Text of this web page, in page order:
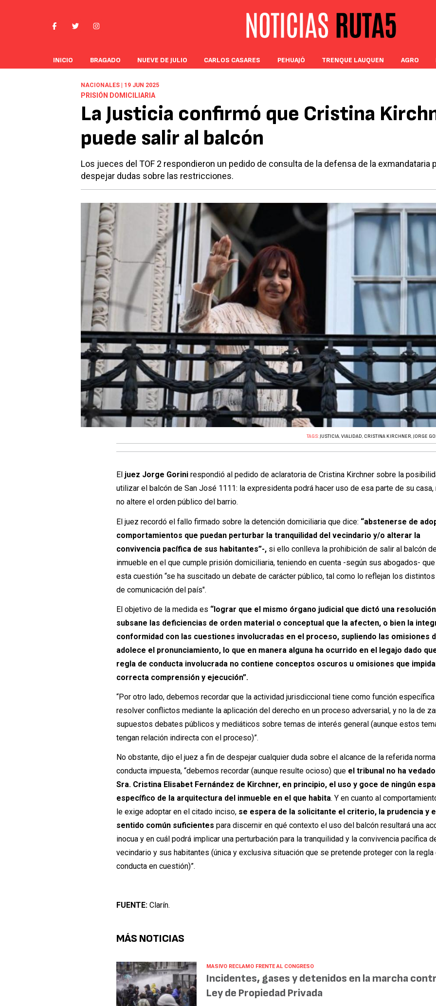
INICIO BRAGADO NUEVE DE JULIO CARLOS CASARES PEHUAJÓ TRENQUE LAUQUEN AGRO
NACIONALES | 19 JUN 2025
PRISIÓN DOMICILIARIA
La Justicia confirmó que Cristina
puede salir al balcón
Los jueces del TOF 2 respondieron un pedido de consulta de la defensa de la exmandataria
despejar dudas sobre las restricciones.
TAGS:JUSTICIA,VIALIDAD, CRISTINA KIRCHNER,JORGE
El juez Jorge Gorinirespondió al pedido de aclaratoria de Cristina Kirchner sobre la
utilizar el balcón de San José 1111: la expresidenta podrá hacer uso de esa parte de su casa,
no altere el orden público del barrio.
El juez recordó el fallo firmado sobre la detención domiciliaria que dice: “abstenerse de
comportamientos que puedan perturbar la tranquilidad del vecindario y/o alterar la
convivencia pacífica de sus habitantes”-, si ello conlleva la prohibición de salir al balcón
inmueble en el que cumple prisión domiciliaria, teniendo en cuenta -según sus abogados-
esta cuestión “se ha suscitado un debate de carácter público, tal como lo reflejan los
de comunicación del país".
El objetivo de la medida es “lograr que el mismo órgano judicial que dictó una resolución
subsane las deficiencias de orden material o conceptual que la afecten, o bien la
conformidad con las cuestiones involucradas en el proceso, supliendo las omisiones
adolece el pronunciamiento, lo que en manera alguna ha ocurrido en el legajo dado
regla de conducta involucrada no contiene conceptos oscuros u omisiones que
correcta comprensión y ejecución”.
“Por otro lado, debemos recordar que la actividad jurisdiccional tiene como función
resolver conflictos mediante la aplicación del derecho en un proceso adversarial, y no la de
supuestos debates públicos y mediáticos sobre temas de interés general (aunque estos
tengan relación indirecta con el proceso)”.
No obstante, dijo el juez a fin de despejar cualquier duda sobre el alcance de la referida
conducta impuesta, “debemos recordar (aunque resulte ocioso) que el tribunal no ha
Sra. Cristina Elisabet Fernández de Kirchner, en principio, el uso y goce de ningún
específico de la arquitectura del inmueble en el que habita. Y en cuanto al
le exige adoptar en el citado inciso, se espera de la solicitante el criterio, la prudencia y
sentido común suficientespara discernir en qué contexto el uso del balcón resultará una
inocua y en cuál podrá implicar una perturbación para la tranquilidad y la convivencia pacífica
vecindario y sus habitantes (única y exclusiva situación que se pretende proteger con la regla
conducta en cuestión)”.
FUENTE:Clarín.
MÁS NOTICIAS
MASIVO RECLAMO FRENTE AL CONGRESO
Incidentes, gases y detenidos en la marcha
Ley de Propiedad Privada